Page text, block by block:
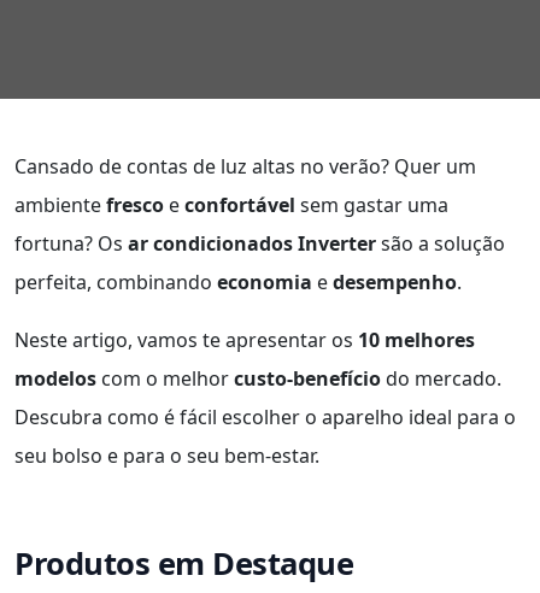
Cansado de contas de luz altas no verão? Quer um
ambientefresco econfortável sem gastar uma
fortuna? Os ar condicionados Invertersão a solução
perfeita, combinando economia edesempenho.
Neste artigo, vamos te apresentar os 10 melhores
modelos com o melhorcusto-benefíciodo mercado.
Descubra como é fácil escolher o aparelho ideal para o
seu bolso e para o seu bem-estar.
Produtos em Destaque